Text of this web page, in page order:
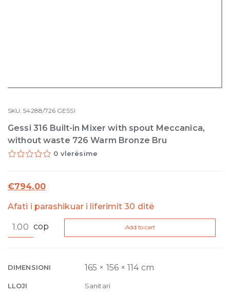
SKU:54288/726 GESSI
Gessi 316 Built-in Mixer with spout Meccanica,
without waste 726 Warm Bronze Bru
0 vlerësime
€794.00
Afati i parashikuar i liferimit 30 ditë
316
Mixer
spout
cop Add to cart
DIMENSIONI 165 × 156 × 114 cm
LLOJI Sanitari